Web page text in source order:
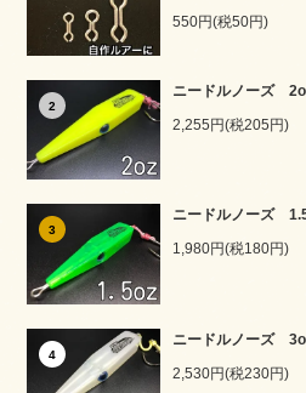
550円(税50円)
2
ニードルノーズ
2,255円(税205円)
3
ニードルノーズ
1,980円(税180円)
4
ニードルノーズ
2,530円(税230円)